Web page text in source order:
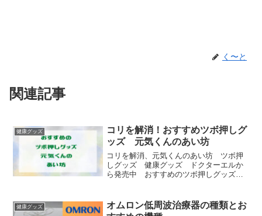
く〜と
関連記事
健康グッズ
コリを解消！おすすめツボ押しグ
ッズ 元気くんのあい坊
コリを解消、元気くんのあい坊 ツボ押
しグッズ 健康グッズ ドクターエルか
ら発売中 おすすめのツボ押しグッズ
健康グッズ
オムロン低周波治療器の種類とお